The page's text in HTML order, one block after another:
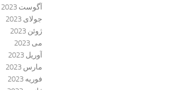
آگوست 2023
جولای 2023
ژوئن 2023
می 2023
آوریل 2023
مارس 2023
فوریه 2023